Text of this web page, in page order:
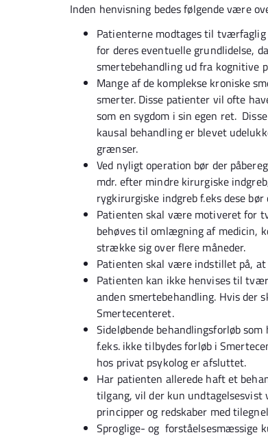
Inden henvisning bedes følgende være
Patienterne modtages til
for deres eventuelle grundlidelse,
smertebehandling ud fra kognitive
Mange af de komplekse kroniske
smerter. Disse patienter vil ofte
som en sygdom i sin egen ret.
kausal behandling er blevet
grænser.
Ved nyligt operation bør der
mdr. efter mindre kirurgiske
rygkirurgiske indgreb f.eks dese
Patienten skal være motiveret for
behøves til omlægning af medicin,
strække sig over flere måneder.
Patienten skal være indstillet på,
Patienten kan ikke henvises til
anden smertebehandling. Hvis der
Smertecenteret.
Sideløbende behandlingsforløb
f.eks. ikke tilbydes forløb i
hos privat psykolog er afsluttet.
Har patienten allerede haft et
tilgang, vil der kun
principper og redskaber med
Sproglige- og forståelsesmæssige